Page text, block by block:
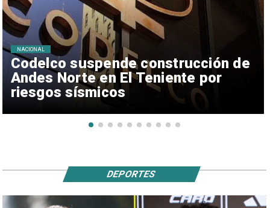
Codelco suspende construcción de
Andes Norte en El Teniente por
riesgos sísmicos
NACIONAL
DEPORTES